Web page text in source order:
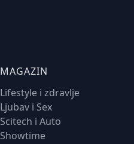
MAGAZIN
Lifestyle i zdravlje
Ljubav i Sex
Scitech i Auto
Showtime